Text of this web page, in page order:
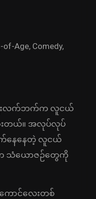
Age, Comedy,
ေးလက်ဘက်က လူငယ်
တယ်။ အလုပ်လုပ်
နေနေတဲ့ လူငယ်
က သံယောဇဉ်တွေကို
ာင်လေးတစ်